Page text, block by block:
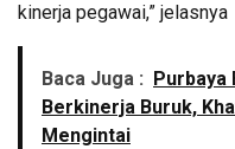
kinerja pegawai,” jelasnya
Baca Juga :
Purbaya
Berkinerja Buruk,
Mengintai